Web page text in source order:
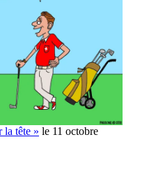
la tête » le 11 octobre